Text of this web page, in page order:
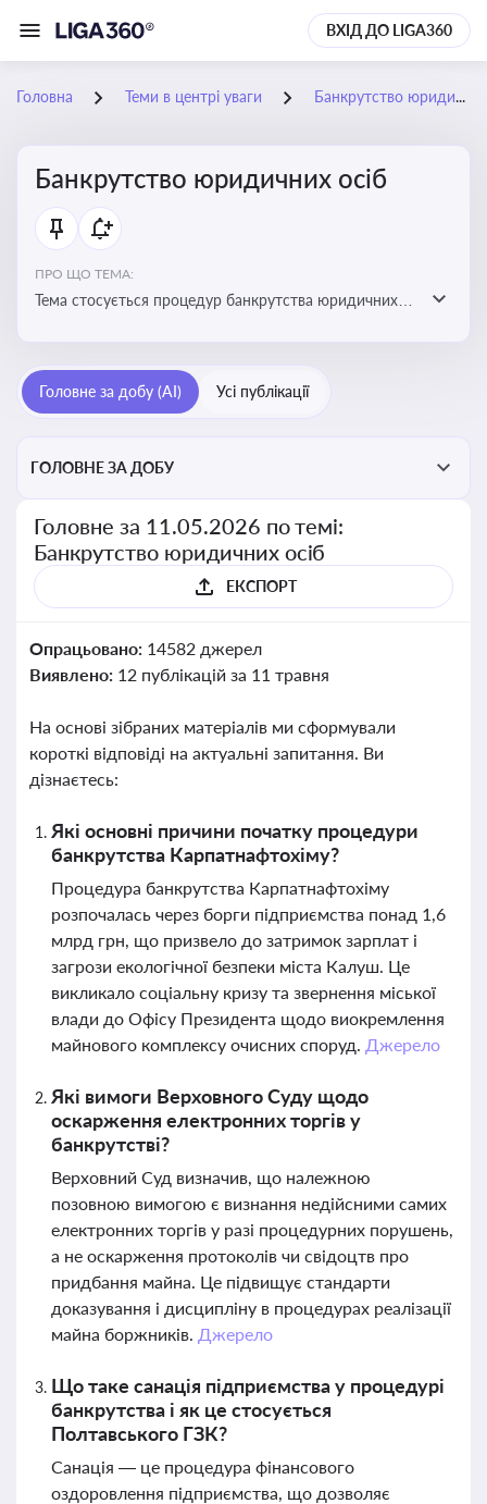
ВХІД ДО LIGA360
Головна Теми в центрі уваги Банкрутство юридичних осіб
Банкрутство юридичних осіб
ПРО ЩО ТЕМА:
Тема стосується процедур банкрутства юридичних
Головне за добу (AI) Усі публікації
ГОЛОВНЕ ЗА ДОБУ
Головне за 11.05.2026 по темі:
Банкрутство юридичних осіб
ЕКСПОРТ
Опрацьовано: 14582 джерел
Виявлено: 12 публікацій за 11 травня
На основі зібраних матеріалів ми сформували
короткі відповіді на актуальні запитання. Ви
дізнаєтесь:
Які основні причини початку процедури
банкрутства Карпатнафтохіму?
Процедура банкрутства Карпатнафтохіму
розпочалась через борги підприємства понад 1,6
млрд грн, що призвело до затримок зарплат і
загрози екологічної безпеки міста Калуш. Це
викликало соціальну кризу та звернення міської
влади до Офісу Президента щодо виокремлення
майнового комплексу очисних споруд. Джерело
Які вимоги Верховного Суду щодо
оскарження електронних торгів у
банкрутстві?
Верховний Суд визначив, що належною
позовною вимогою є визнання недійсними самих
електронних торгів у разі процедурних порушень,
а не оскарження протоколів чи свідоцтв про
придбання майна. Це підвищує стандарти
доказування і дисципліну в процедурах реалізації
майна боржників. Джерело
Що таке санація підприємства у процедурі
банкрутства і як це стосується
Полтавського ГЗК?
Санація — це процедура фінансового
оздоровлення підприємства, що дозволяє